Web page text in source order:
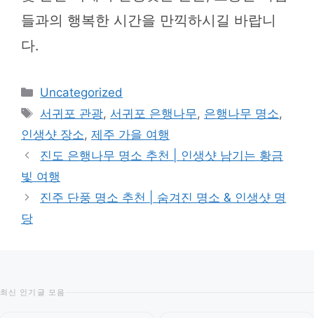
들과의 행복한 시간을 만끽하시길 바랍니
다.
카
테
리
Uncategorized
태
그
서귀포 관광, 서귀포 은행나무, 은행나무 명소,
인생샷 장소, 제주 가을 여행
진도 은행나무 명소 추천 | 인생샷 남기는 황금
빛 여행
진주 단풍 명소 추천 | 숨겨진 명소 & 인생샷 명
당
최신 인기글 모음